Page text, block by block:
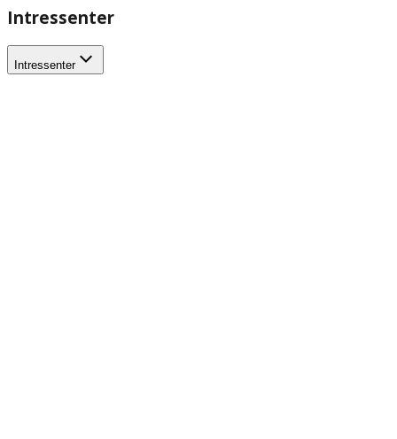
Intressenter
Intressenter